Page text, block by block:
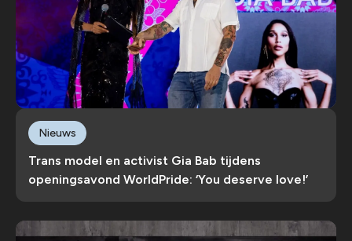
Trans model en activist Gia Bab tijdens
openingsavond WorldPride: ‘You deserve love!’
Nieuws